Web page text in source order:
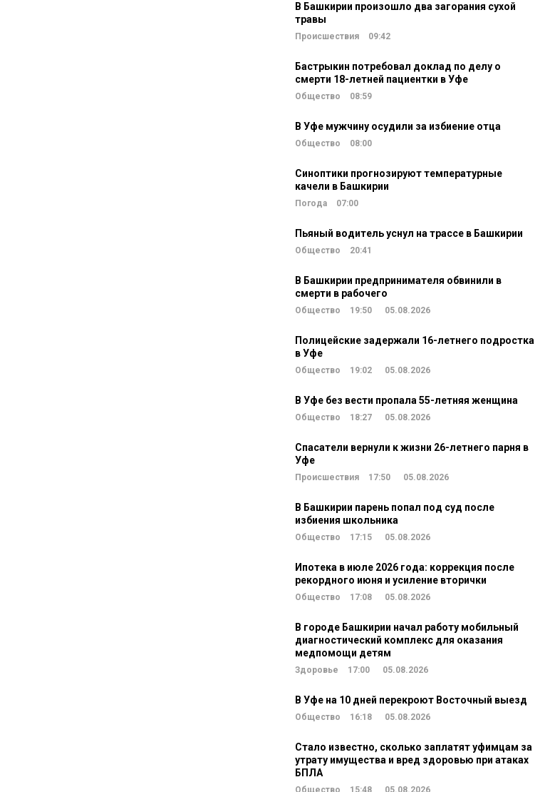
В Башкирии произошло два загорания сухой
травы
Происшествия 09:42
Бастрыкин потребовал доклад по делу о
смерти 18-летней пациентки в Уфе
Общество 08:59
В Уфе мужчину осудили за избиение отца
Общество 08:00
Синоптики прогнозируют температурные
качели в Башкирии
Погода 07:00
Пьяный водитель уснул на трассе в Башкирии
Общество 20:41
В Башкирии предпринимателя обвинили в
смерти в рабочего
Общество 19:50 05.08.2026
Полицейские задержали 16-летнего подростка
в Уфе
Общество 19:02 05.08.2026
В Уфе без вести пропала 55-летняя женщина
Общество 18:27 05.08.2026
Спасатели вернули к жизни 26-летнего парня в
Уфе
Происшествия 17:50 05.08.2026
В Башкирии парень попал под суд после
избиения школьника
Общество 17:15 05.08.2026
Ипотека в июле 2026 года: коррекция после
рекордного июня и усиление вторички
Общество 17:08 05.08.2026
В городе Башкирии начал работу мобильный
диагностический комплекс для оказания
медпомощи детям
Здоровье 17:00 05.08.2026
В Уфе на 10 дней перекроют Восточный выезд
Общество 16:18 05.08.2026
Стало известно, сколько заплатят уфимцам за
утрату имущества и вред здоровью при атаках
БПЛА
Общество 15:48 05.08.2026